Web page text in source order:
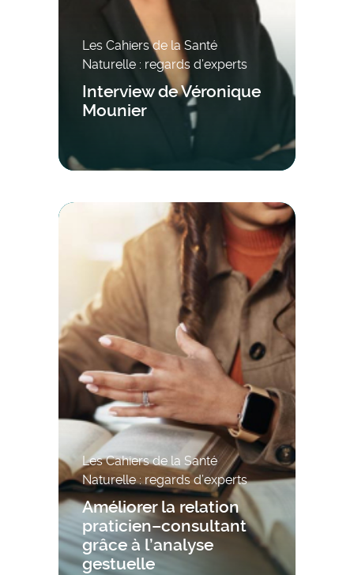
Les Cahiers de la Santé
Naturelle : regards d’experts
Interview de Véronique
Mounier
Les Cahiers de la Santé
Naturelle : regards d’experts
Améliorer la relation
praticien–consultant
grâce à l’analyse
gestuelle